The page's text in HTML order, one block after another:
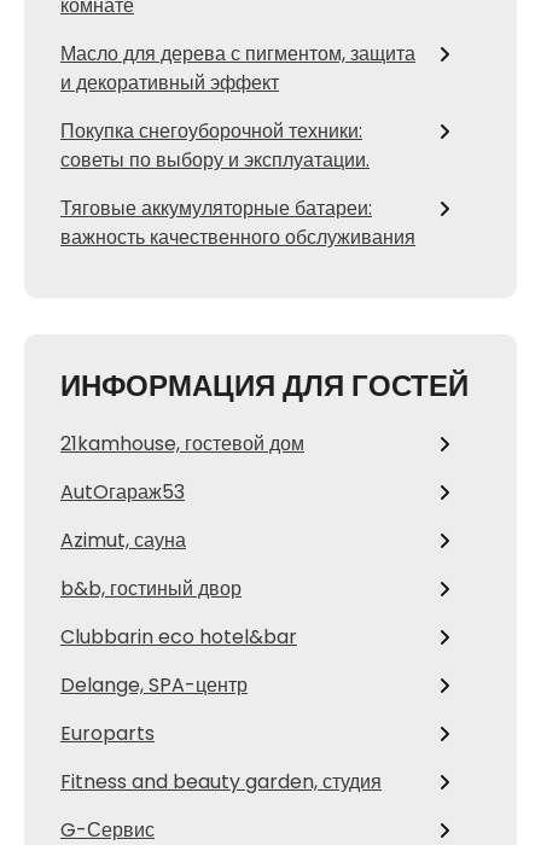
Масло для дерева с пигментом, защита
и декоративный эффект
Покупка снегоуборочной техники:
советы по выбору и эксплуатации.
Тяговые аккумуляторные батареи:
важность качественного обслуживания
ИНФОРМАЦИЯ ДЛЯ ГОСТЕЙ
21kamhouse, гостевой дом
AutOгараж53
Azimut, сауна
b&b, гостиный двор
Clubbarin eco hotel&bar
Delange, SPA-центр
Europarts
Fitness and beauty garden, студия
G-Сервис